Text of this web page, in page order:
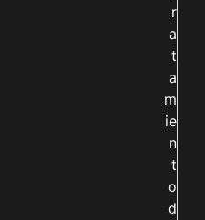
r
a
t
a
m
ie
n
t
o
d